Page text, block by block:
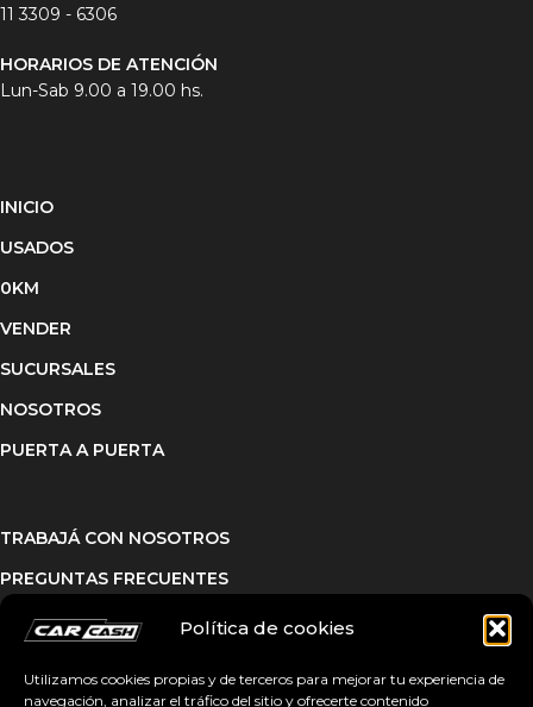
Política de cookies
Utilizamos cookies propias y de terceros para mejorar tu experiencia de
navegación, analizar el tráfico del sitio y ofrecerte contenido
11 3309 - 6306
HORARIOS DE ATENCIÓN
Lun-Sab 9.00 a 19.00 hs.
INICIO
USADOS
0KM
VENDER
SUCURSALES
NOSOTROS
PUERTA A PUERTA
TRABAJÁ CON NOSOTROS
PREGUNTAS FRECUENTES